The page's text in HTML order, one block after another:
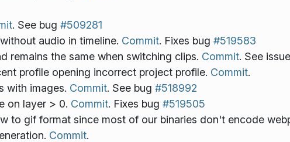
. See bug #509281
audio in timeline. Commit. Fixes bug #519583
remains the same when switching clips. Commit. See
profile opening incorrect project profile. Commit.
with images. Commit. See bug #518992
on layer > 0. Commit. Fixes bug #519505
to gif format since most of our binaries don't encode
Commit.